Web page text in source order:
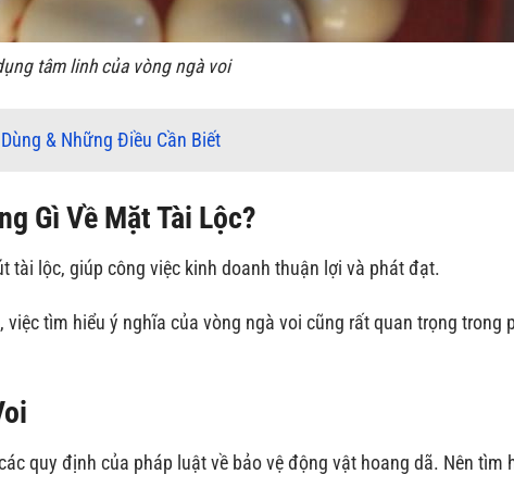
tâm linh của vòng ngà voi
& Những Điều Cần Biết
Gì Về Mặt Tài Lộc?
tài lộc, giúp công việc kinh doanh thuận lợi và phát đạt.
, việc tìm hiểu ý nghĩa của vòng ngà voi cũng rất quan trọng trong
quy định của pháp luật về bảo vệ động vật hoang dã. Nên tìm